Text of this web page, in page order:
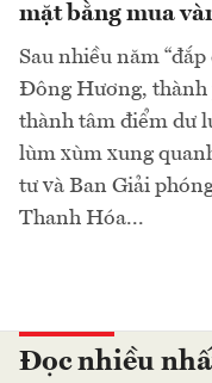
mặt bằng mua
Sau nhiều năm
Đông Hương, thành
thành tâm điểm dư
lùm xùm xung
tư và Ban Giải
Thanh Hóa...
Đọc nhiều